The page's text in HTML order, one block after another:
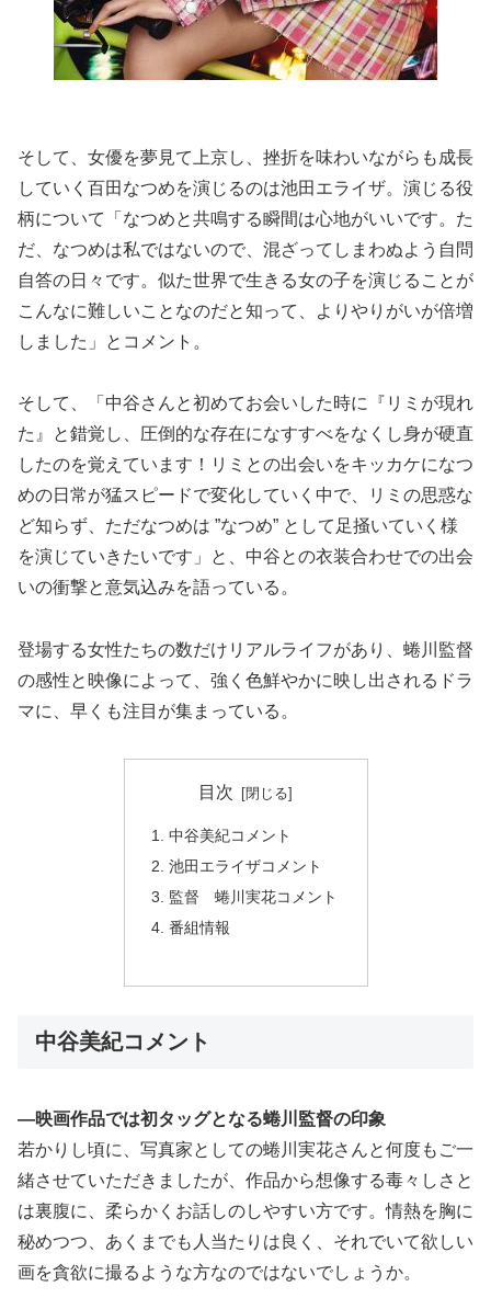
そして、女優を夢見て上京し、挫折を味わいながらも成長
していく百田なつめを演じるのは池田エライザ。演じる役
柄について「なつめと共鳴する瞬間は心地がいいです。た
だ、なつめは私ではないので、混ざってしまわぬよう自問
自答の日々です。似た世界で生きる女の子を演じることが
こんなに難しいことなのだと知って、よりやりがいが倍増
しました」とコメント。
そして、「中谷さんと初めてお会いした時に『リミが現れ
た』と錯覚し、圧倒的な存在になすすべをなくし身が硬直
したのを覚えています！リミとの出会いをキッカケになつ
めの日常が猛スピードで変化していく中で、リミの思惑な
ど知らず、ただなつめは ”なつめ” として足掻いていく様
を演じていきたいです」と、中谷との衣装合わせでの出会
いの衝撃と意気込みを語っている。
登場する女性たちの数だけリアルライフがあり、蜷川監督
の感性と映像によって、強く色鮮やかに映し出されるドラ
マに、早くも注目が集まっている。
目次
中谷美紀コメント
池田エライザコメント
監督 蜷川実花コメント
番組情報
中谷美紀コメント
―映画作品では初タッグとなる蜷川監督の印象
若かりし頃に、写真家としての蜷川実花さんと何度もご一
緒させていただきましたが、作品から想像する毒々しさと
は裏腹に、柔らかくお話しのしやすい方です。情熱を胸に
秘めつつ、あくまでも人当たりは良く、それでいて欲しい
画を貪欲に撮るような方なのではないでしょうか。